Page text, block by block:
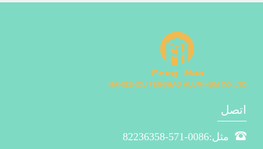
اتصل
مثل:0086-571-82236358